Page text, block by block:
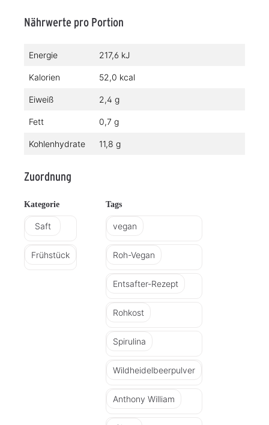
Nährwerte pro Portion
Energie 217,6 kJ
Kalorien 52,0 kcal
Eiweiß 2,4 g
Fett 0,7 g
Kohlenhydrate 11,8 g
Zuordnung
Kategorie
Saft
Frühstück
Tags
vegan
Roh-Vegan
Entsafter-Rezept
Rohkost
Spirulina
Wildheidelbeerpulver
Anthony William